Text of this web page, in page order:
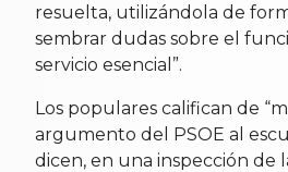
resuelta, utilizándola de
sembrar dudas sobre el
servicio esencial”.
Los populares califican de
argumento del PSOE al
dicen, en una inspección de